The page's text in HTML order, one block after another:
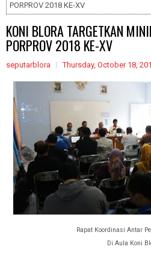
PORPROV 2018 KE-XV
KONI BLORA TARGETKAN
PORPROV 2018 KE-XV
seputarblora Thursday, October 18,
Rapat Koordinasi Antar
Di Aula Koni